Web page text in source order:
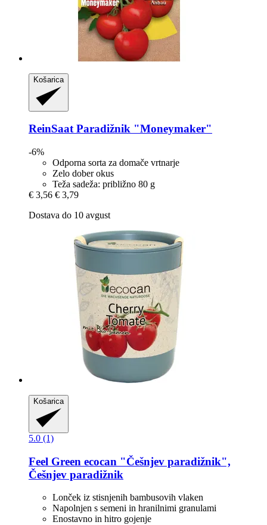
Košarica
ReinSaatParadižnik "Moneymaker"
-6%
Odporna sorta za domače vrtnarje
Zelo dober okus
Teža sadeža: približno 80 g
€ 3,56 € 3,79
Dostava do 10 avgust
Košarica
5.0 (1)
Feel Green ecocan "Češnjev paradižnik",
Češnjev paradižnik
Lonček iz stisnjenih bambusovih vlaken
Napolnjen s semeni in hranilnimi granulami
Enostavno in hitro gojenje